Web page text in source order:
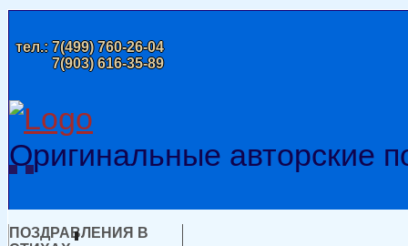
тел.:7(499) 760-26-04
7(903) 616-35-89
Оригинальные авторские
ПОЗДРАВЛЕНИЯ В